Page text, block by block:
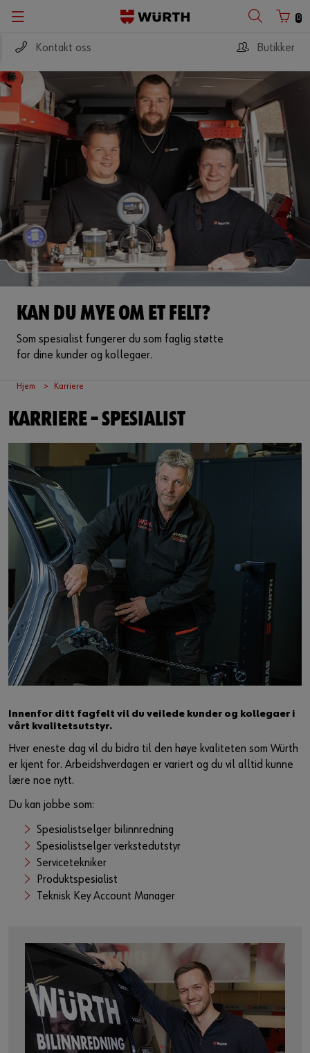
0
Kontakt oss Butikker
KAN DU MYE OM ET FELT?
Som spesialist fungerer du som faglig støtte
for dine kunder og kollegaer.
Hjem Karriere
KARRIERE – SPESIALIST
Innenfor ditt fagfelt vil du veilede kunder og kollegaer i
vårt kvalitetsutstyr.
Hver eneste dag vil du bidra til den høye kvaliteten som Würth
er kjent for. Arbeidshverdagen er variert og du vil alltid kunne
lære noe nytt.
Du kan jobbe som:
Spesialistselger bilinnredning
Spesialistselger verkstedutstyr
Servicetekniker
Produktspesialist
Teknisk Key Account Manager